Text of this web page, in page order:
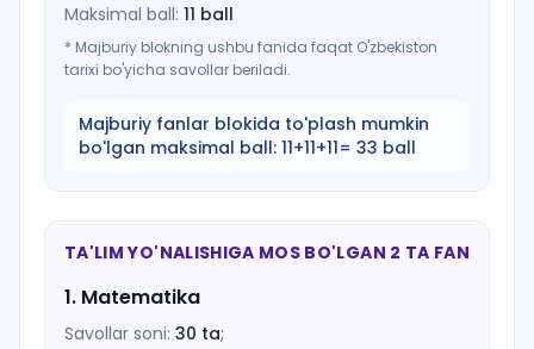
Maksimal ball: 11 ball
* Majburiy blokning ushbu fanida faqat O'zbekiston
tarixi bo'yicha savollar beriladi.
Majburiy fanlar blokida to'plash mumkin
bo'lgan maksimal ball: 11+11+11= 33 ball
TA'LIM YO'NALISHIGA MOS BO'LGAN 2 TA FAN
1. Matematika
Savollar soni: 30 ta;